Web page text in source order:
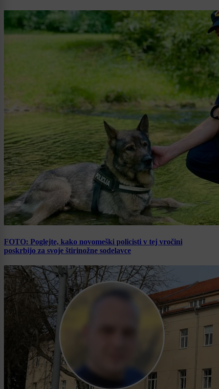
FOTO: Poglejte, kako novomeški policisti v tej vročini
poskrbijo za svoje štirinožne sodelavce